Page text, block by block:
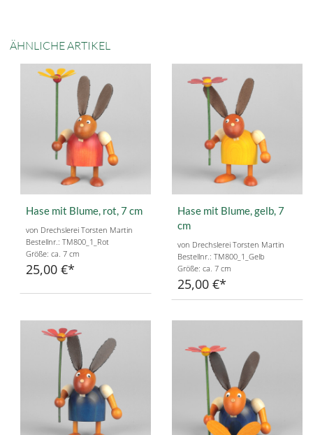
ÄHNLICHE ARTIKEL
Hase mit Blume, rot, 7 cm
von Drechslerei Torsten Martin
Bestellnr.: TM800_1_Rot
Größe: ca. 7 cm
25,00 €
Hase mit Blume, gelb, 7
cm
von Drechslerei Torsten Martin
Bestellnr.: TM800_1_Gelb
Größe: ca. 7 cm
25,00 €